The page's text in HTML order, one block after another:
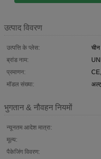
उत्पाद विवरण
उत्पत्ति के प्लेस:
चीन
ब्रांड नाम:
प्रमाणन:
मॉडल संख्या:
भुगतान & नौवहन नियमों
न्यूनतम आदेश मात्रा:
मूल्य:
पैकेजिंग विवरण: